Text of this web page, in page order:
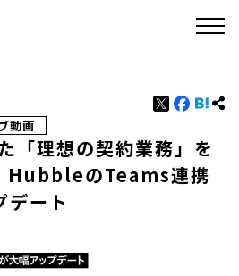
動画
「理想の契約業務」を
HubbleのTeams連携
デート